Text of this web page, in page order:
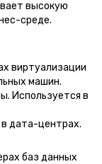
высокую
среде.
виртуализации
машин.
Используется в
дата-центрах.
баз данных